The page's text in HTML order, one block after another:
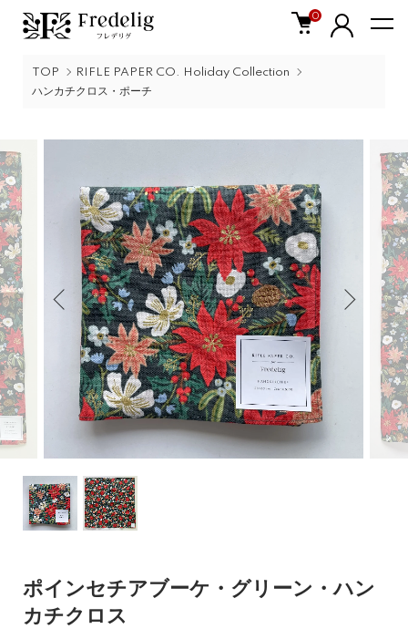
0
TOP
RIFLE PAPER CO. Holiday Collection
ハンカチクロス・ポーチ
ポインセチアブーケ・グリーン・ハン
カチクロス